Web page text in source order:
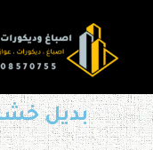
بديل